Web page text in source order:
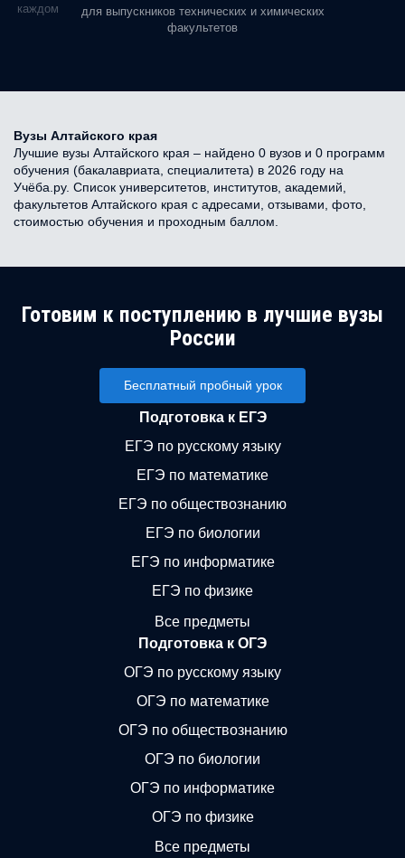
в каждом
для выпускников технических и химических
факультетов
Вузы Алтайского края
Лучшие вузы Алтайского края – найдено 0 вузов и 0 программ
обучения (бакалавриата, специалитета) в 2026 году на
Учёба.ру. Список университетов, институтов, академий,
факультетов Алтайского края с адресами, отзывами, фото,
стоимостью обучения и проходным баллом.
Готовим к поступлению в лучшие вузы
России
Бесплатный пробный урок
Подготовка к ЕГЭ
ЕГЭ по русскому языку
ЕГЭ по математике
ЕГЭ по обществознанию
ЕГЭ по биологии
ЕГЭ по информатике
ЕГЭ по физике
Все предметы
Подготовка к ОГЭ
ОГЭ по русскому языку
ОГЭ по математике
ОГЭ по обществознанию
ОГЭ по биологии
ОГЭ по информатике
ОГЭ по физике
Все предметы